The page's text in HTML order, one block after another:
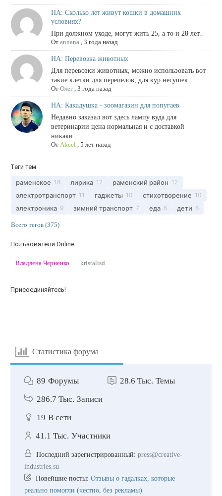
НА: Сколько лет живут кошки в домашних
условиях?
При должном уходе, могут жить 25, а то и 28 лет..
От annana 3 года назад
НА: Перевозка животных
Для перевозки животных, можно использовать вот
такие клетки для перепелов, для кур несушек...
От Олег, 3 года назад
НА: Какадушка - зоомагазин для попугаев
Недавно заказал вот здесь лампу вуда для
ветеринарии цена нормальная и с доставкой
никаки...
От Akcel 5 лет назад
Теги тем
раменское 18 лирика 12 раменский район 12
электротранспорт 11 гаджеты 10 стихотворение 10
электроника 9 зимний транспорт 7 еда 6 дети 6
Всего тегов (375)
Пользователи Online
Владлена Черненко kristalisd
Присоединяйтесь!
Статистика форума
89 Форумы 28.6 Тыс. Темы
286.7 Тыс. Записи
19 В сети
41.1 Тыс. Участники
Последний зарегистрированный: press@creative-
industries.su
Новейшие посты: Отзывы о гадалках, которые
реально помогли (честно, без рекламы)